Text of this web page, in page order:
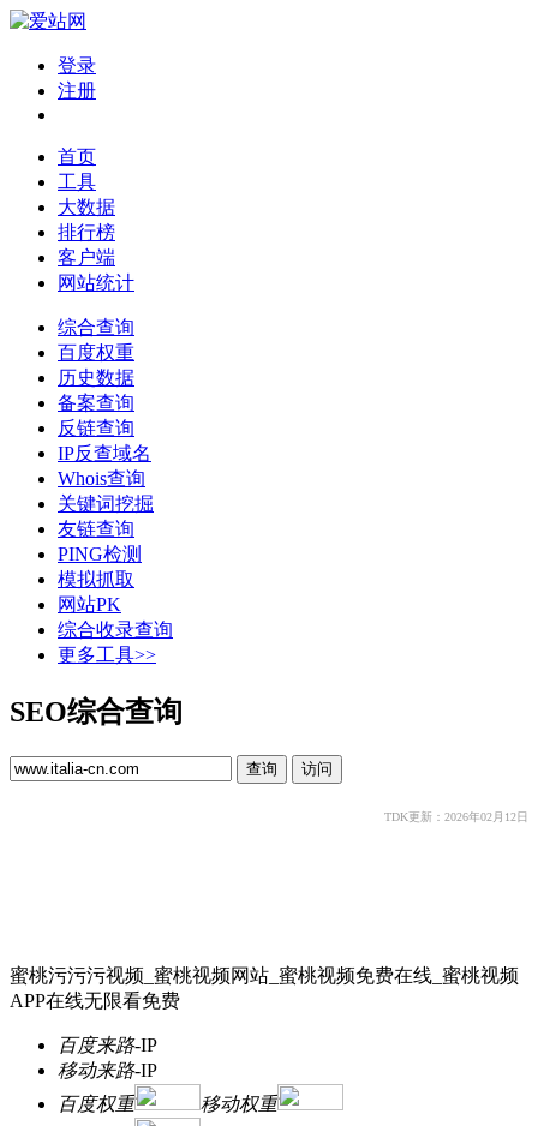
登录
注册
首页
工具
大数据
排行榜
客户端
网站统计
综合查询
百度权重
历史数据
备案查询
反链查询
IP反查域名
Whois查询
关键词挖掘
友链查询
PING检测
模拟抓取
网站PK
综合收录查询
更多工具>>
SEO综合查询
TDK更新：2026年02月12日
蜜桃污污污视频_蜜桃视频网站_蜜桃视频免费在线_蜜桃视频
APP在线无限看免费
百度来路-IP
移动来路-IP
百度权重
移动权重